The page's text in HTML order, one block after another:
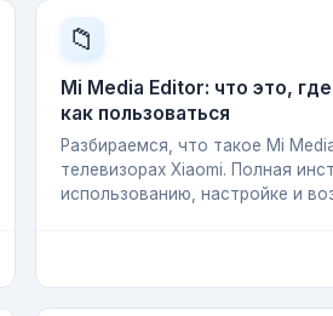
📁
Mi Media Editor: что это,
как пользоваться
Разбираемся, что такое Mi
телевизорах Xiaomi. Полная
использованию, настройке и